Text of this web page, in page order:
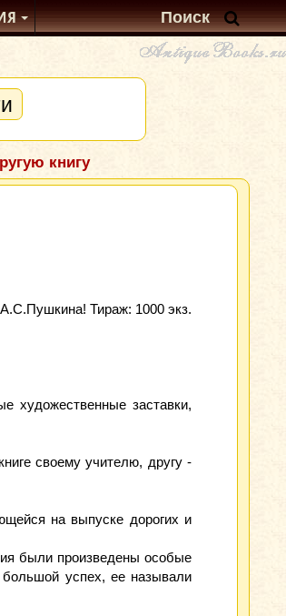
книгу
Тираж: 1000 экз.
художественные заставки,
своему учителю, другу -
на выпуске дорогих и
были произведены особые
большой успех, ее называли